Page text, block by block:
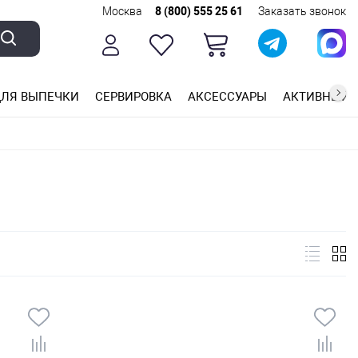
Москва 8 (800) 555 25 61 Заказать звонок
ВЫПЕЧКИ СЕРВИРОВКА АКСЕССУАРЫ АКТИВНЫЙ